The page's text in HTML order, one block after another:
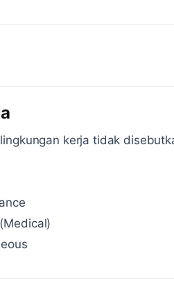
kerja tidak